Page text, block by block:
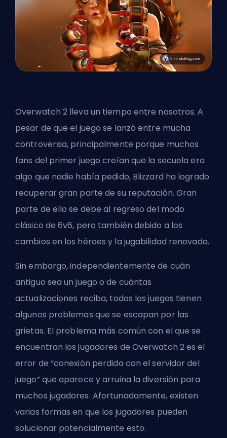
Overwatch 2 lleva un tiempo entre nosotros. A
pesar de que el juego se lanzó entre mucha
controversia, principalmente porque muchos
fans del primer juego creían que la secuela era
algo que nadie había pedido, Blizzard ha logrado
recuperar gran parte de su reputación. Gran
parte de ello se debe al regreso del modo
clásico de6v6, pero también debido a los
cambios en los héroes y la jugabilidad renovada.
Sin embargo, independientemente de cuán
antiguo sea un juego o de cuántas
actualizaciones reciba, todos los juegos tienen
algunos problemas que se escapan por las
grietas. El problema más común con el que se
encuentran los jugadores de Overwatch 2 es el
error de “conexión perdida con el servidor del
juego” que aparece y arruina la diversión para
muchos jugadores. Afortunadamente, existen
varias formas en que los jugadores pueden
solucionar potencialmente esto.